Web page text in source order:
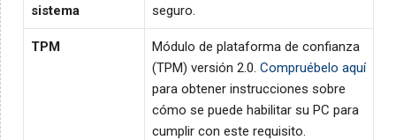
sistema
seguro.
TPM
Módulo de plataforma de confianza
(TPM) versión 2.0. Compruébelo aquí
para obtener instrucciones sobre
cómo se puede habilitar su PC para
cumplir con este requisito.